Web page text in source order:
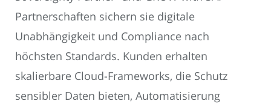
Partnerschaften sichern sie digitale
Unabhängigkeit und Compliance nach
höchsten Standards. Kunden erhalten
skalierbare Cloud-Frameworks, die Schutz
sensibler Daten bieten, Automatisierung